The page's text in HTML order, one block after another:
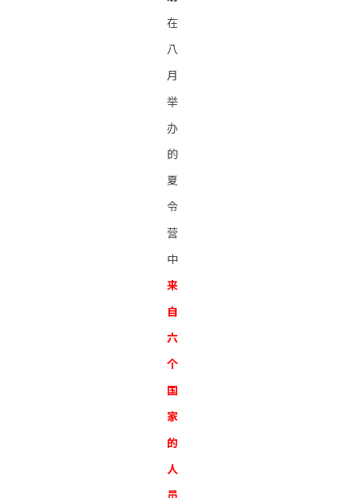
在
八
月
举
办
的
夏
令
营
中
来
自
六
个
国
家
的
人
员